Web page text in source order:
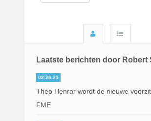
Laatste berichten door Robert
02.26.21
Theo Henrar wordt de nieuwe
FME